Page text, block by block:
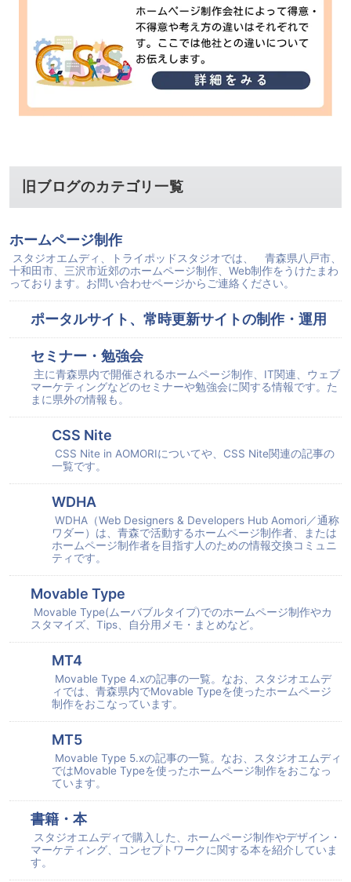
旧ブログのカテゴリ一覧
ホームページ制作
スタジオエムディ、トライポッドスタジオでは、 青森県八戸市、
十和田市、三沢市近郊のホームページ制作、Web制作をうけたまわ
っております。お問い合わせページからご連絡ください。
ポータルサイト、常時更新サイトの制作・運用
セミナー・勉強会
主に青森県内で開催されるホームページ制作、IT関連、ウェブ
マーケティングなどのセミナーや勉強会に関する情報です。た
まに県外の情報も。
CSS Nite
CSS Nite in AOMORIについてや、CSS Nite関連の記事の
一覧です。
WDHA
WDHA（Web Designers & Developers Hub Aomori／通称
ワダー）は、青森で活動するホームページ制作者、または
ホームページ制作者を目指す人のための情報交換コミュニ
ティです。
Movable Type
Movable Type(ムーバブルタイプ)でのホームページ制作やカ
スタマイズ、Tips、自分用メモ・まとめなど。
MT4
Movable Type 4.xの記事の一覧。なお、スタジオエムデ
ィでは、青森県内でMovable Typeを使ったホームページ
制作をおこなっています。
MT5
Movable Type 5.xの記事の一覧。なお、スタジオエムディ
ではMovable Typeを使ったホームページ制作をおこなっ
ています。
書籍・本
スタジオエムディで購入した、ホームページ制作やデザイン・
マーケティング、コンセプトワークに関する本を紹介していま
す。